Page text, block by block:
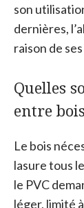
son
dernières,
raison de
Quelles
entre
Le bois
lasure tous
le PVC
léger, limité